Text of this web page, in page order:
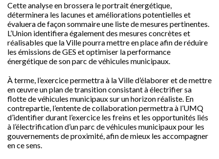
Cette analyse en brossera le portrait énergétique,
déterminera les lacunes et améliorations potentielles et
évaluera de façon sommaire une liste de mesures pertinentes.
L’Union identifiera également des mesures concrètes et
réalisables que la Ville pourra mettre en place afin de réduire
les émissions de GES et optimiser la performance
énergétique de son parc de véhicules municipaux.
À terme, l’exercice permettra à la Ville d’élaborer et de mettre
en œuvre un plan de transition consistant à électrifier sa
flotte de véhicules municipaux sur un horizon réaliste. En
contrepartie, l’entente de collaboration permettra à l’UMQ
d’identifier durant l’exercice les freins et les opportunités liés
à l’électrification d’un parc de véhicules municipaux pour les
gouvernements de proximité, afin de mieux les accompagner
en ce sens.